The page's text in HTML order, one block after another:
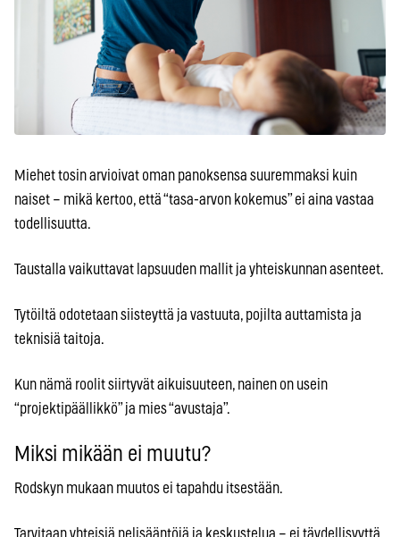
Miehet tosin arvioivat oman panoksensa suuremmaksi kuin
naiset – mikä kertoo, että “tasa-arvon kokemus” ei aina vastaa
todellisuutta.
Taustalla vaikuttavat lapsuuden mallit ja yhteiskunnan asenteet.
Tytöiltä odotetaan siisteyttä ja vastuuta, pojilta auttamista ja
teknisiä taitoja.
Kun nämä roolit siirtyvät aikuisuuteen, nainen on usein
“projektipäällikkö” ja mies “avustaja”.
Miksi mikään ei muutu?
Rodskyn mukaan muutos ei tapahdu itsestään.
Tarvitaan yhteisiä pelisääntöjä ja keskustelua – ei täydellisyyttä.